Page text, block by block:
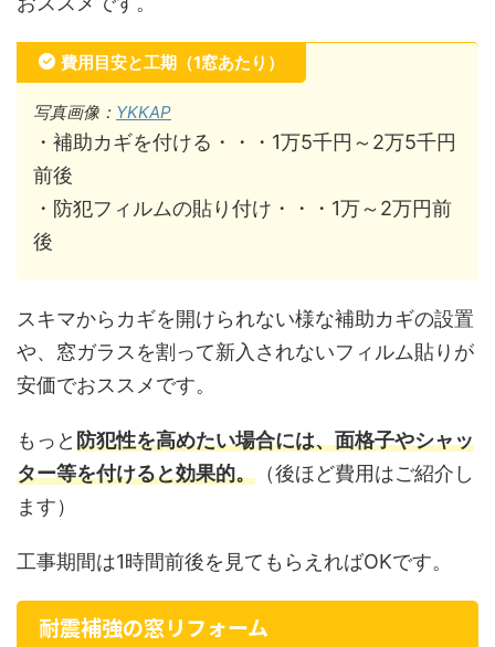
費用目安と工期（1窓あたり）
写真画像： YKKAP
・補助カギを付ける・・・1万5千円～2万5千円
前後
・防犯フィルムの貼り付け・・・1万～2万円前
後
スキマからカギを開けられない様な補助カギの設置
や、窓ガラスを割って新入されないフィルム貼りが
安価でおススメです。
もっと防犯性を高めたい場合には、面格子やシャッ
ター等を付けると効果的。 （後ほど費用はご紹介し
ます）
工事期間は1時間前後を見てもらえればOKです。
耐震補強の窓リフォーム